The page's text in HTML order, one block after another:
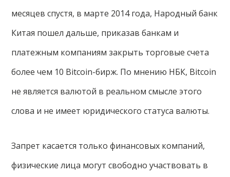
месяцев спустя, в марте 2014 года, Народный банк
Китая пошел дальше, приказав банкам и
платежным компаниям закрыть торговые счета
более чем 10 Bitcoin-бирж. По мнению НБК, Bitcoin
не является валютой в реальном смысле этого
слова и не имеет юридического статуса валюты.
Запрет касается только финансовых компаний,
физические лица могут свободно участвовать в